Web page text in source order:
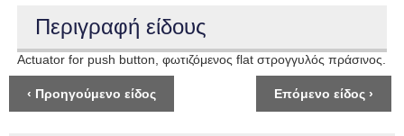
Περιγραφή είδους
Actuator for push button, φωτιζόμενος flat στρογγυλός πράσινος.
‹ Προηγούμενο είδος Επόμενο είδος ›